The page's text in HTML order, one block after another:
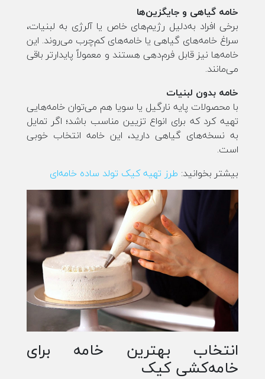
خامه گیاهی و جایگزین‌ها
برخی افراد به‌دلیل رژیم‌های خاص یا آلرژی به لبنیات،
سراغ خامه‌های گیاهی یا خامه‌های کم‌چرب می‌روند. این
خامه‌ها نیز قابل فرم‌دهی هستند و معمولاً پایدارتر باقی
می‌مانند.
خامه بدون لبنیات
با محصولات پایه نارگیل یا سویا هم می‌توان خامه‌هایی
تهیه کرد که برای انواع تزیین مناسب باشد؛ اگر تمایل
به نسخه‌های گیاهی دارید، این خامه انتخاب خوبی
است.
بیشتر بخوانید: طرز تهیه کیک تولد ساده خامه‌ای
انتخاب بهترین خامه برای
خامه‌کشی کیک